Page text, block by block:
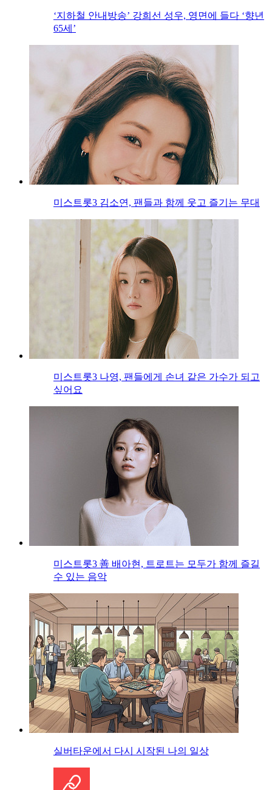
‘지하철 안내방송’ 강희선 성우, 영면에 들다 ‘향년
65세’
미스트롯3 김소연, 팬들과 함께 웃고 즐기는 무대
미스트롯3 나영, 팬들에게 손녀 같은 가수가 되고
싶어요
미스트롯3 善 배아현, 트로트는 모두가 함께 즐길
수 있는 음악
실버타운에서 다시 시작된 나의 일상